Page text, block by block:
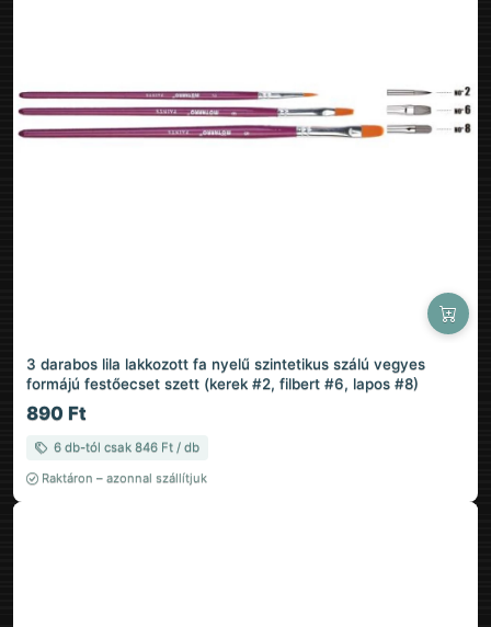
3 darabos lila lakkozott fa nyelű szintetikus szálú vegyes
formájú festőecset szett (kerek #2, filbert #6, lapos #8)
890 Ft
6 db-tól csak 846 Ft / db
Raktáron – azonnal szállítjuk